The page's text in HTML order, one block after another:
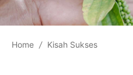
Home / Kisah Sukses